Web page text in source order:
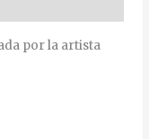
por la artista